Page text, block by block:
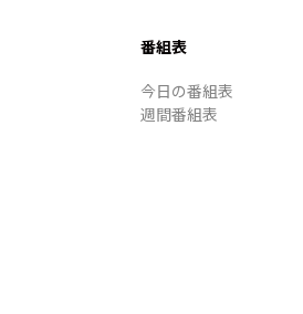
番組表
今日の番組表
週間番組表